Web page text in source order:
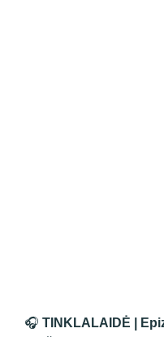
🎧 TINKLALAIDĖ |